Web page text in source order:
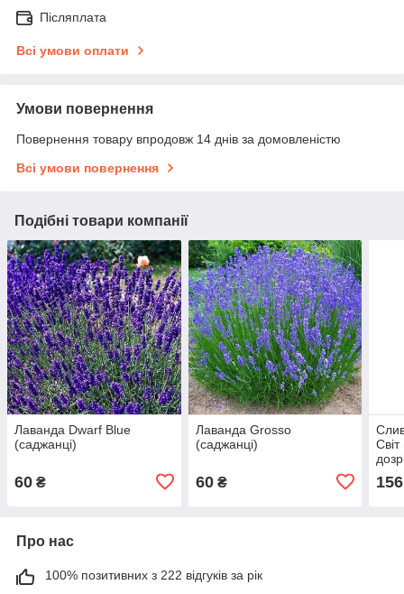
Післяплата
Всі умови оплати
Умови повернення
Повернення товару впродовж 14 днів за домовленістю
Всі умови повернення
Подібні товари компанії
Лаванда Dwarf Blue
(саджанці)
60 ₴
Лаванда Grosso
(саджанці)
60₴ 156
Про нас
100% позитивних з 222 відгуків за рік